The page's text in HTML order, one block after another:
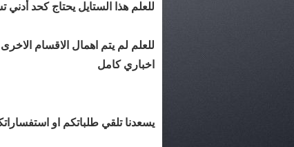
للعلم هذا الستايل يحتاج كحد
للعلم لم يتم اهمال الاقسام
اخباري كامل
يسعدنا تلقي طلباتكم او